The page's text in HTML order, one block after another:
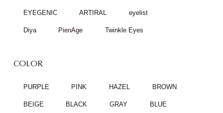
EYEGENIC ARTIRAL eyelist
Diya PienAge Twinkle Eyes
COLOR
PURPLE PINK HAZEL BROWN
BEIGE BLACK GRAY BLUE